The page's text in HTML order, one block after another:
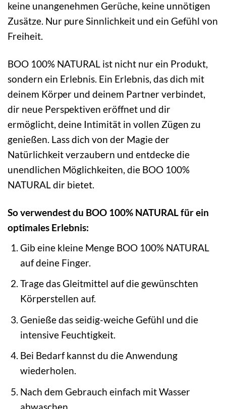
keine unangenehmen Gerüche, keine unnötigen
Zusätze. Nur pure Sinnlichkeit und ein Gefühl von
Freiheit.
BOO 100% NATURAL ist nicht nur ein Produkt,
sondern ein Erlebnis. Ein Erlebnis, das dich mit
deinem Körper und deinem Partner verbindet,
dir neue Perspektiven eröffnet und dir
ermöglicht, deine Intimität in vollen Zügen zu
genießen. Lass dich von der Magie der
Natürlichkeit verzaubern und entdecke die
unendlichen Möglichkeiten, die BOO 100%
NATURAL dir bietet.
So verwendest du BOO 100% NATURAL für ein
optimales Erlebnis:
Gib eine kleine Menge BOO 100% NATURAL
auf deine Finger.
Trage das Gleitmittel auf die gewünschten
Körperstellen auf.
Genieße das seidig-weiche Gefühl und die
intensive Feuchtigkeit.
Bei Bedarf kannst du die Anwendung
wiederholen.
Nach dem Gebrauch einfach mit Wasser
abwaschen.